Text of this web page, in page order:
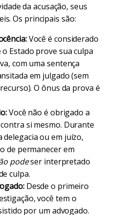
da acusação, seus
Os principais são:
Você é considerado
Estado prove sua culpa
com uma sentença
em julgado (sem
O ônus da prova é
Você não é obrigado a
si mesmo. Durante
ou em juízo,
de permanecer em
podeser interpretado
culpa.
Desde o primeiro
você tem o
por um advogado.